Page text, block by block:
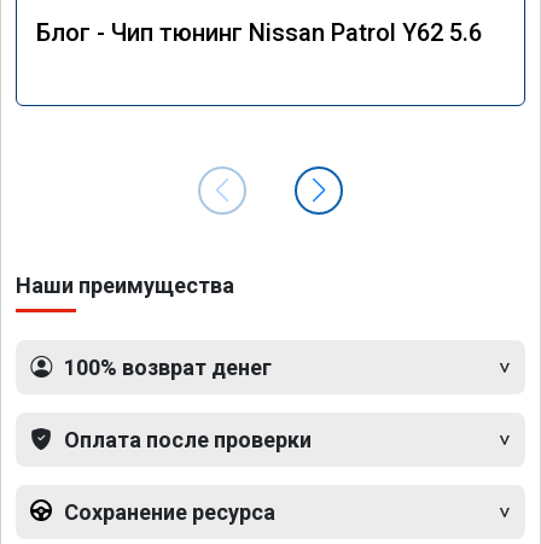
Блог - Чип тюнинг Nissan Patrol Y62 5.6
Наши преимущества
100% возврат денег
Оплата после проверки
Сохранение ресурса